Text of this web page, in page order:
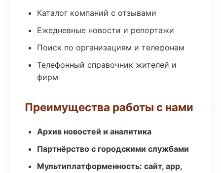
Каталог компаний с отзывами
Ежедневные новости и репортажи
Поиск по организациям и телефонам
Телефонный справочник жителей и
фирм
Преимущества работы с нами
Архив новостей и аналитика
Партнёрство с городскими службами
Мультиплатформенность: сайт, app,